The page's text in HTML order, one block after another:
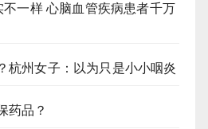
不一样 心脑血管疾病患者千万
杭州女子：以为只是小小咽炎
药品？